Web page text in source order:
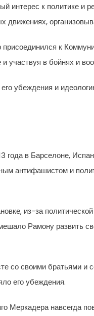
интерес к политике и
к
участвуя в бойнях и
убеждения и
года в Барселоне,
антифашистом и
из-за
Рамону развить
со своими братьями и
его убеждения.
Меркадера навсегда